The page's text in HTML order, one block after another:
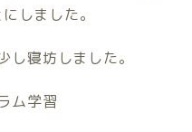
しました。
寝坊しました。
ム学習